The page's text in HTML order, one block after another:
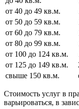
от 40 до 49 кв.м.
от 50 до 59 кв.м.
от 60 до 79 кв.м.
от 80 до 99 кв.м.
от 100 до 124 кв.м.
от 125 до 149 кв.м.
свыше 150 кв.м.
Стоимость услуг в
варьироваться, в